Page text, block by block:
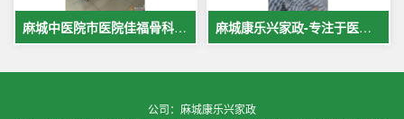
麻城中医院市医院佳福骨科医院铁路医院护工案例展示 麻城康乐兴家政-专注于医院护理，致力于打造全麻城优质护工护理
公司：麻城康乐兴家政